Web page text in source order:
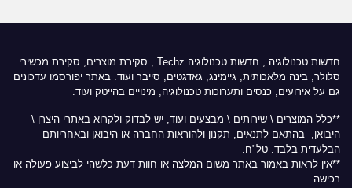
חדשות טכנולוגיה , חדשות טכנולוגיה Techz
, סקירת מוצרים, סקירת מכשירי
סלולר, בינה מלאכותית, גיימינג, גאדגטים, סייבר ועוד. באתר יפורסמו עדכונים
גם על אירועים, כנסים ותערוכות טכנולוגיה, מינויים בהייטק ועוד.
**כלל המוצרים \ שירותים \ מבצעים ועוד, יש לבדוק ולקרוא באתרי היצרן \
היבואן, בהתאם לתנאים, תקנון ולהוראות החברה או היבואן ובאחריותם
הבלעדית בלבד. טל"ח.
**אין לראות באמור באתר משום המלצה או חוות דעת כלשהי לביצוע פעולה או
רכישה.